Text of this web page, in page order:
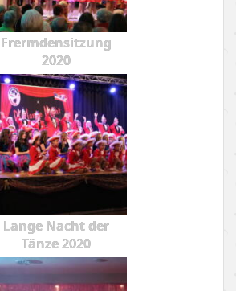
Frermdensitzung
2020
Lange Nacht der
Tänze 2020